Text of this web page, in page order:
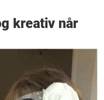
kreativ når